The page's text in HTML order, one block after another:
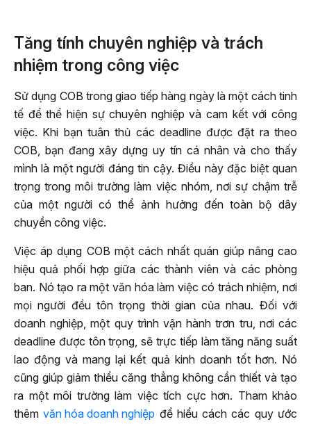
Tăng tính chuyên nghiệp và trách
nhiệm trong công việc
Sử dụng COB trong giao tiếp hàng ngày là một cách tinh
tế để thể hiện sự chuyên nghiệp và cam kết với công
việc. Khi bạn tuân thủ các deadline được đặt ra theo
COB, bạn đang xây dựng uy tín cá nhân và cho thấy
mình là một người đáng tin cậy. Điều này đặc biệt quan
trọng trong môi trường làm việc nhóm, nơi sự chậm trễ
của một người có thể ảnh hưởng đến toàn bộ dây
chuyền công việc.
Việc áp dụng COB một cách nhất quán giúp nâng cao
hiệu quả phối hợp giữa các thành viên và các phòng
ban. Nó tạo ra một văn hóa làm việc có trách nhiệm, nơi
mọi người đều tôn trọng thời gian của nhau. Đối với
doanh nghiệp, một quy trình vận hành trơn tru, nơi các
deadline được tôn trọng, sẽ trực tiếp làm tăng năng suất
lao động và mang lại kết quả kinh doanh tốt hơn. Nó
cũng giúp giảm thiểu căng thẳng không cần thiết và tạo
ra một môi trường làm việc tích cực hơn. Tham khảo
thêmvăn hóa doanh nghiệp để hiểu cách các quy ước